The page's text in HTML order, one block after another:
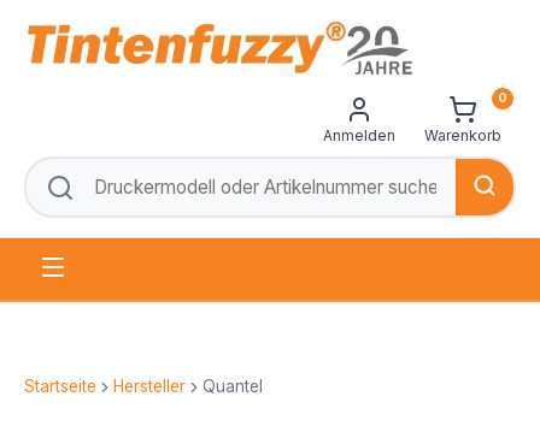
Anmelden Warenkorb
0
Startseite Hersteller Quantel